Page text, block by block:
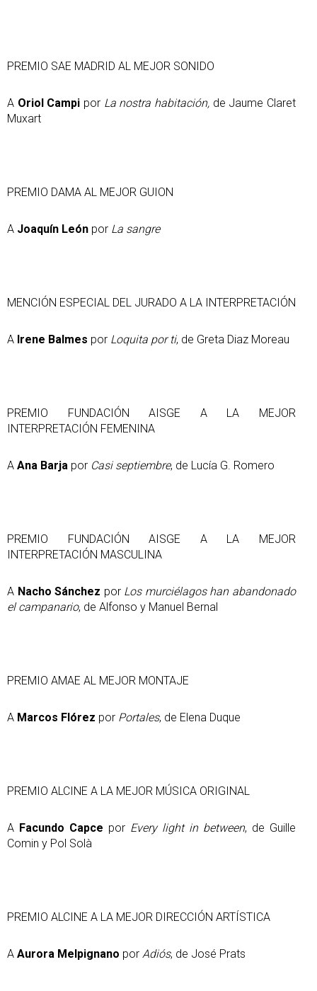
PREMIO SAE MADRID AL MEJOR SONIDO
A Oriol Campi por La nostra habitación, de Jaume Claret
Muxart
PREMIO DAMA AL MEJOR GUION
A Joaquín León por La sangre
MENCIÓN ESPECIAL DEL JURADO A LA INTERPRETACIÓN
A Irene Balmes por Loquita por ti, de Greta Diaz Moreau
PREMIO FUNDACIÓN AISGE A LA MEJOR
INTERPRETACIÓN FEMENINA
A Ana Barja por Casi septiembre, de Lucía G. Romero
PREMIO FUNDACIÓN AISGE A LA MEJOR
INTERPRETACIÓN MASCULINA
A Nacho Sánchez por Los murciélagos han abandonado
el campanario, de Alfonso y Manuel Bernal
PREMIO AMAE AL MEJOR MONTAJE
A Marcos Flórez por Portales, de Elena Duque
PREMIO ALCINE A LA MEJOR MÚSICA ORIGINAL
A Facundo Capce por Every light in between, de Guille
Comin y Pol Solà
PREMIO ALCINE A LA MEJOR DIRECCIÓN ARTÍSTICA
A Aurora Melpignano por Adiós, de José Prats